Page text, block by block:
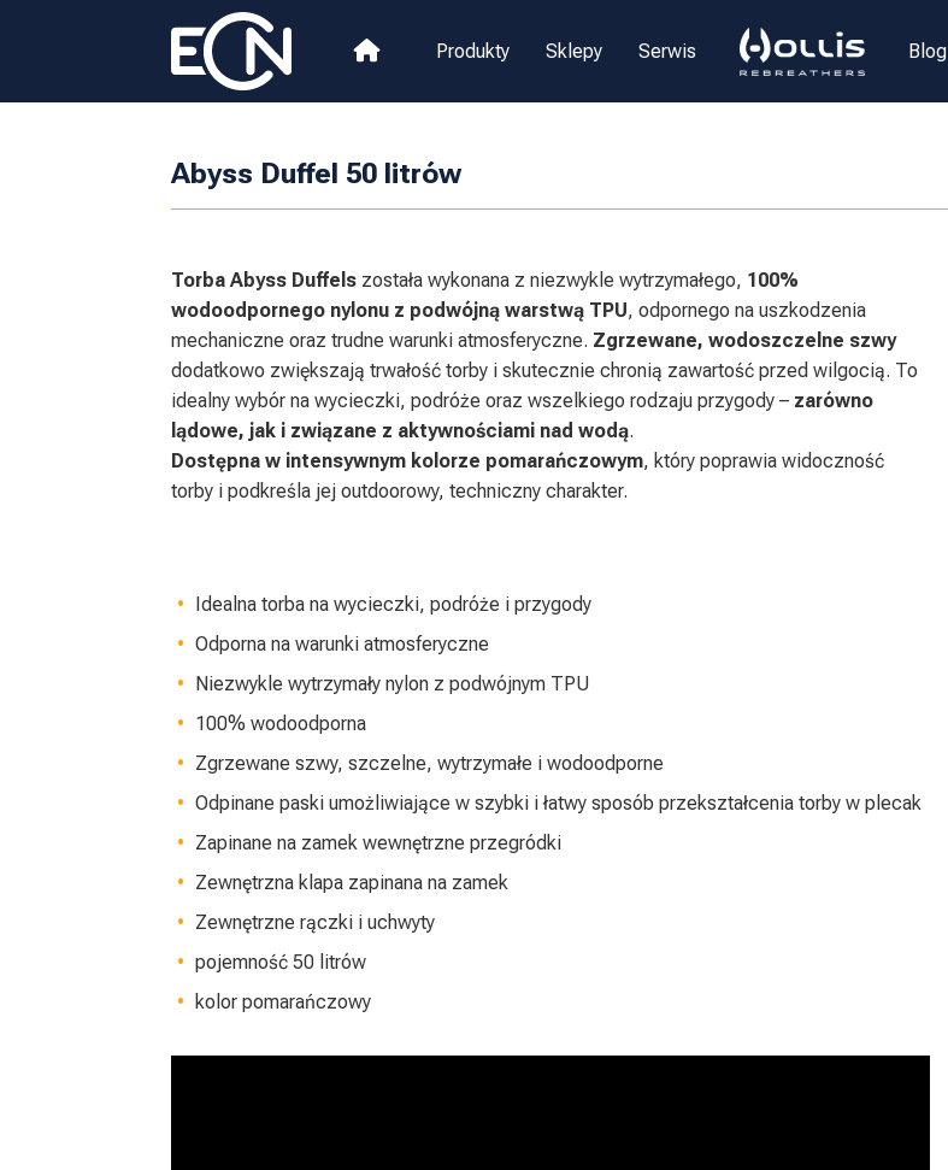
Produkty Sklepy Serwis Blog
Abyss Duffel 50 litrów
Torba Abyss Duffels została wykonana z niezwykle wytrzymałego, 100%
wodoodpornego nylonu z podwójną warstwą TPU, odpornego na uszkodzenia
mechaniczne oraz trudne warunki atmosferyczne. Zgrzewane, wodoszczelne szwy
dodatkowo zwiększają trwałość torby i skutecznie chronią zawartość przed wilgocią. To
idealny wybór na wycieczki, podróże oraz wszelkiego rodzaju przygody – zarówno
lądowe, jak i związane z aktywnościami nad wodą.
Dostępna w intensywnym kolorze pomarańczowym, który poprawia widoczność
torby i podkreśla jej outdoorowy, techniczny charakter.
Idealna torba na wycieczki, podróże i przygody
Odporna na warunki atmosferyczne
Niezwykle wytrzymały nylon z podwójnym TPU
100% wodoodporna
Zgrzewane szwy, szczelne, wytrzymałe i wodoodporne
Odpinane paski umożliwiające w szybki i łatwy sposób przekształcenia torby w plecak
Zapinane na zamek wewnętrzne przegródki
Zewnętrzna klapa zapinana na zamek
Zewnętrzne rączki i uchwyty
pojemność 50 litrów
kolor pomarańczowy